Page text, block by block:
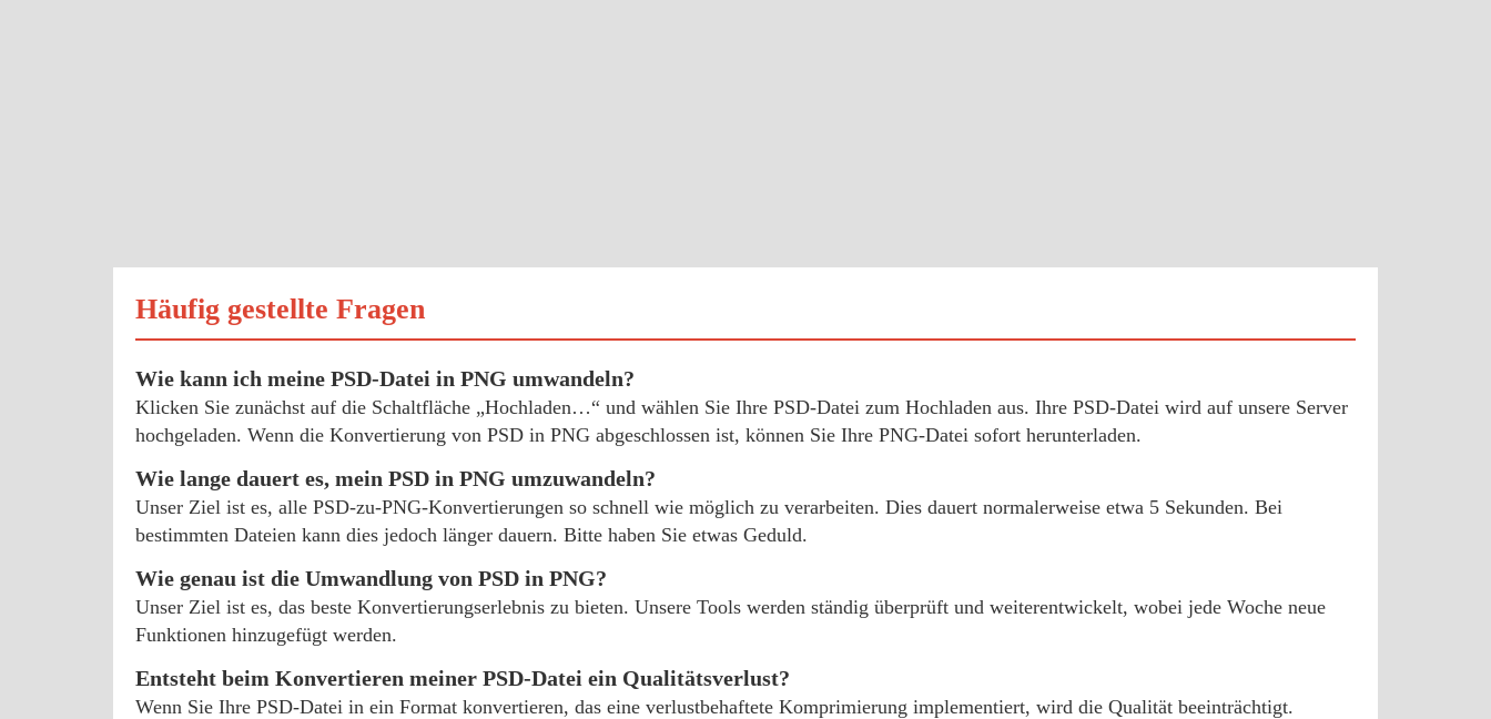
Häufig gestellte Fragen
Wie kann ich meine PSD-Datei in PNG umwandeln?
Klicken Sie zunächst auf die Schaltfläche „Hochladen…“ und wählen Sie Ihre PSD-Datei zum Hochladen aus. Ihre PSD-Datei wird auf unsere Server
hochgeladen. Wenn die Konvertierung von PSD in PNG abgeschlossen ist, können Sie Ihre PNG-Datei sofort herunterladen.
Wie lange dauert es, mein PSD in PNG umzuwandeln?
Unser Ziel ist es, alle PSD-zu-PNG-Konvertierungen so schnell wie möglich zu verarbeiten. Dies dauert normalerweise etwa 5 Sekunden. Bei
bestimmten Dateien kann dies jedoch länger dauern. Bitte haben Sie etwas Geduld.
Wie genau ist die Umwandlung von PSD in PNG?
Unser Ziel ist es, das beste Konvertierungserlebnis zu bieten. Unsere Tools werden ständig überprüft und weiterentwickelt, wobei jede Woche neue
Funktionen hinzugefügt werden.
Entsteht beim Konvertieren meiner PSD-Datei ein Qualitätsverlust?
Wenn Sie Ihre PSD-Datei in ein Format konvertieren, das eine verlustbehaftete Komprimierung implementiert, wird die Qualität beeinträchtigt.